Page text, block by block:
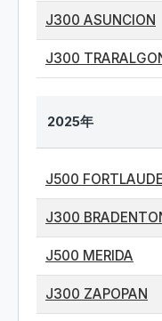
J300 ASUNCION
J300
2025年
J500
J300
J500 MERIDA
J300 ZAPOPAN